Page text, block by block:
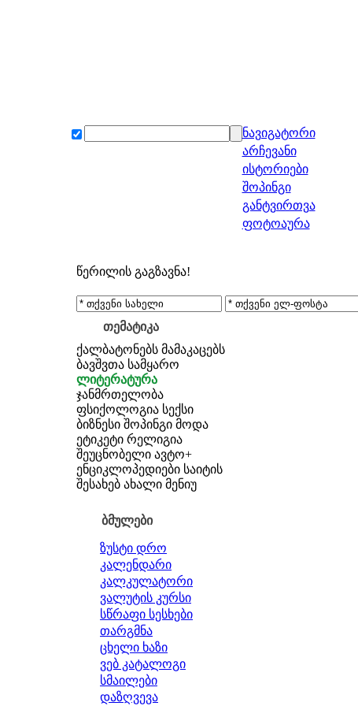
ნავიგატორი
არჩევანი
ისტორიები
შოპინგი
განტვირთვა
ფოტოაურა
წერილის გაგზავნა!
თემატიკა
ქალბატონებს მამაკაცებს
ბავშვთა სამყარო
ლიტერატურა
ჯანმრთელობა
ფსიქოლოგია სექსი
ბიზნესი შოპინგი მოდა
ეტიკეტი რელიგია
შეუცნობელი ავტო+
ენციკლოპედიები საიტის
შესახებ ახალი მენიუ
ბმულები
ზუსტი დრო
კალენდარი
კალკულატორი
ვალუტის კურსი
სწრაფი სესხები
თარგმნა
ცხელი ხაზი
ვებ კატალოგი
სმაილები
დაზღვევა